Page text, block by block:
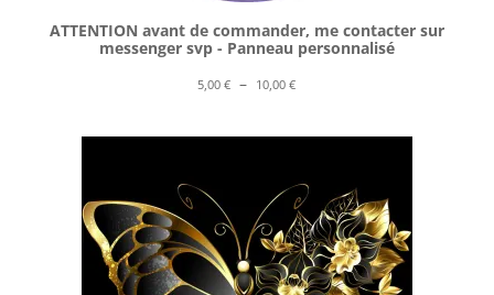
ATTENTION avant de commander, me contacter sur
messenger svp - Panneau personnalisé
5,00€ – 10,00€Plage
prix :
à
10,00 €